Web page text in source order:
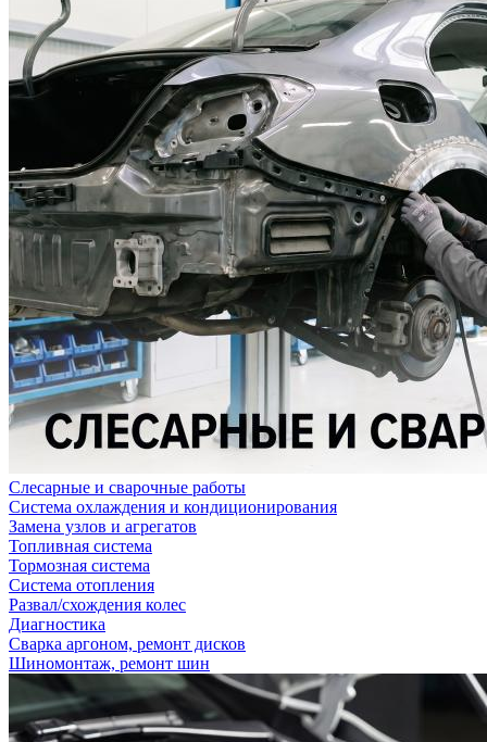
Слесарные и сварочные работы
Система охлаждения и кондиционирования
Замена узлов и агрегатов
Топливная система
Тормозная система
Система отопления
Развал/схождения колес
Диагностика
Сварка аргоном, ремонт дисков
Шиномонтаж, ремонт шин